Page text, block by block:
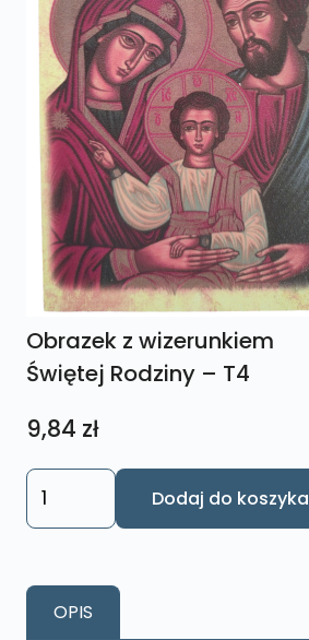
Obrazek z wizerunkiem
Świętej Rodziny – T4
9,84 zł
ilość
Obrazek
Świętej
Rodziny
Dodaj do koszyka
OPIS